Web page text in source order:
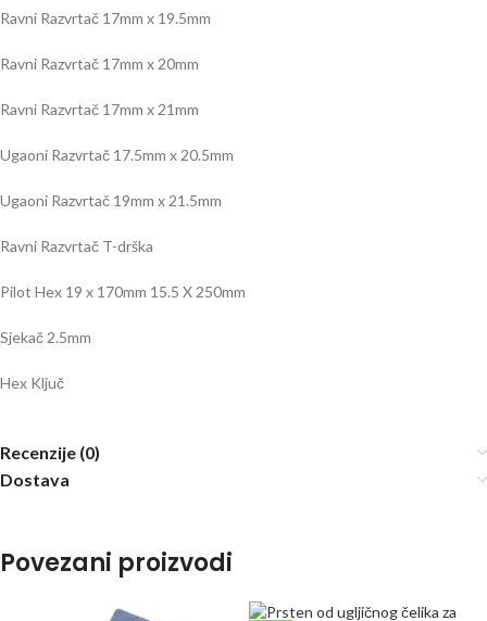
Ravni Razvrtač 17mm x 19.5mm
Ravni Razvrtač 17mm x 20mm
Ravni Razvrtač 17mm x 21mm
Ugaoni Razvrtač 17.5mm x 20.5mm
Ugaoni Razvrtač 19mm x 21.5mm
Ravni Razvrtač T-drška
Pilot Hex 19 x 170mm 15.5 X 250mm
Sjekač 2.5mm
Hex Ključ
Recenzije (0)
Dostava
Povezani proizvodi